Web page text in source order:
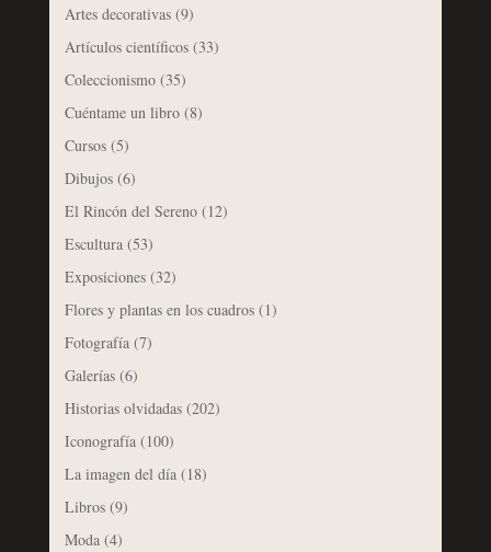
Artes decorativas(9)
Artículos científicos(33)
Coleccionismo(35)
Cuéntame un libro(8)
Cursos(5)
Dibujos(6)
El Rincón del Sereno(12)
Escultura(53)
Exposiciones(32)
Flores y plantas en los cuadros(1)
Fotografía(7)
Galerías(6)
Historias olvidadas(202)
Iconografía(100)
La imagen del día(18)
Libros(9)
Moda(4)